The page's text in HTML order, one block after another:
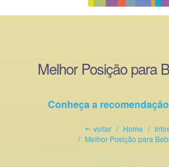
Melhor Posição para
Conheça a
🠔 voltar Home
Melhor Posição para